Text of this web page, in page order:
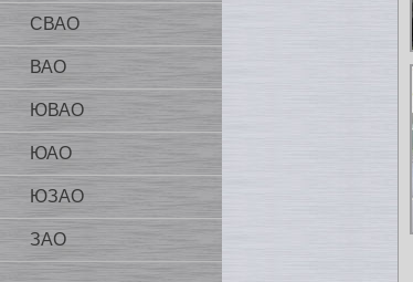
СВАО
ВАО
ЮВАО
ЮАО
ЮЗАО
ЗАО